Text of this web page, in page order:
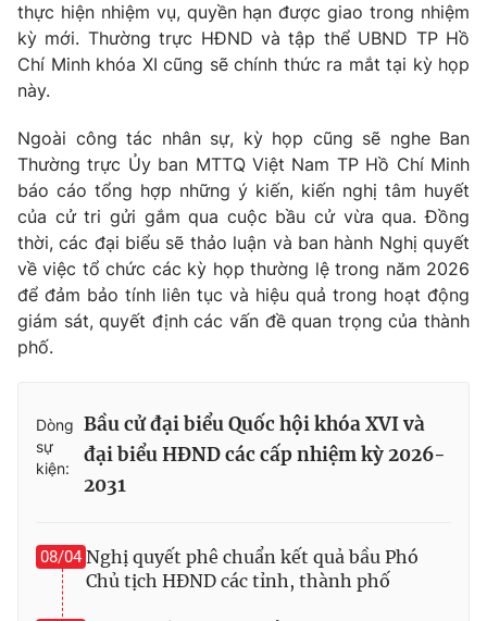
Cơ quan báo chí:Thời báo VTV
Giấy phép hoạt động báo in và báo điện tử số 483/GP-BTTTT
cấp ngày 29/12/2023
Tổng Biên tập:
Phó Tổng Biên tập:
Nguyễn Thị Mỹ Hạnh, Phạm Quốc Thắng,
Nguyễn Trọng Ninh
Tổng đài VTV:024.38 355 931 - 024.38 355 932
Ðiện thoại Thời báo VTV:024.66 897 897
Email:toasoan@vtv.vn
Liên hệ quảng cáo:024-7300.7108
® Cấm sao chép dưới mọi hình thức nếu không có sự chấp
thuận bằng văn bản. Ghi rõ nguồn VTV.vn khi phát hành lại
thực hiện nhiệm vụ, quyền hạn được giao trong nhiệm
kỳ mới. Thường trực HĐND và tập thể UBND TP Hồ
Chí Minh khóa XI cũng sẽ chính thức ra mắt tại kỳ họp
này.
Ngoài công tác nhân sự, kỳ họp cũng sẽ nghe Ban
Thường trực Ủy ban MTTQ Việt Nam TP Hồ Chí Minh
báo cáo tổng hợp những ý kiến, kiến nghị tâm huyết
của cử tri gửi gắm qua cuộc bầu cử vừa qua. Đồng
thời, các đại biểu sẽ thảo luận và ban hành Nghị quyết
về việc tổ chức các kỳ họp thường lệ trong năm 2026
để đảm bảo tính liên tục và hiệu quả trong hoạt động
giám sát, quyết định các vấn đề quan trọng của thành
phố.
Dòng
sự
kiện:
Bầu cử đại biểu Quốc hội khóa XVI và
đại biểu HĐND các cấp nhiệm kỳ 2026-
2031
08/04 Nghị quyết phê chuẩn kết quả bầu Phó
Chủ tịch HĐND các tỉnh, thành phố